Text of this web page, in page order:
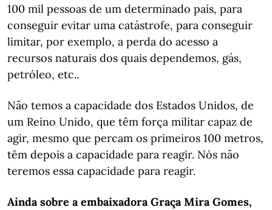
100 mil pessoas de um determinado país, para
conseguir evitar uma catástrofe, para conseguir
limitar, por exemplo, a perda do acesso a
recursos naturais dos quais dependemos, gás,
petróleo, etc..
Não temos a capacidade dos Estados Unidos, de
um Reino Unido, que têm força militar capaz de
agir, mesmo que percam os primeiros 100 metros,
têm depois a capacidade para reagir. Nós não
teremos essa capacidade para reagir.
Ainda sobre a embaixadora Graça Mira Gomes,